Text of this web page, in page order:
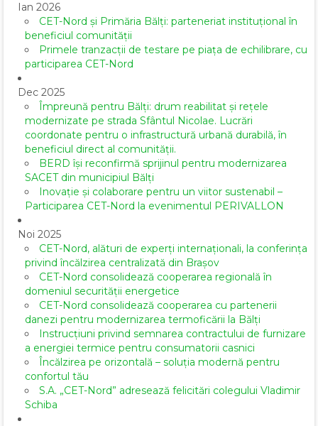
Ian 2026
CET-Nord și Primăria Bălți: parteneriat instituțional în
beneficiul comunității
Primele tranzacții de testare pe piața de echilibrare, cu
participarea CET-Nord
Dec 2025
Împreună pentru Bălți: drum reabilitat și rețele
modernizate pe strada Sfântul Nicolae. Lucrări
coordonate pentru o infrastructură urbană durabilă, în
beneficiul direct al comunității.
BERD își reconfirmă sprijinul pentru modernizarea
SACET din municipiul Bălți
Inovație și colaborare pentru un viitor sustenabil –
Participarea CET-Nord la evenimentul PERIVALLON
Noi 2025
CET-Nord, alături de experți internaționali, la conferința
privind încălzirea centralizată din Brașov
CET-Nord consolidează cooperarea regională în
domeniul securității energetice
CET-Nord consolidează cooperarea cu partenerii
danezi pentru modernizarea termoficării la Bălți
Instrucțiuni privind semnarea contractului de furnizare
a energiei termice pentru consumatorii casnici
Încălzirea pe orizontală – soluția modernă pentru
confortul tău
S.A. „CET-Nord” adresează felicitări colegului Vladimir
Schiba